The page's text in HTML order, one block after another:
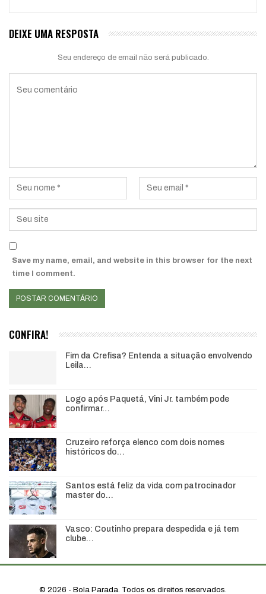
DEIXE UMA RESPOSTA
Seu endereço de email não será publicado.
Save my name, email, and website in this browser for the next
time I comment.
CONFIRA!
Fim da Crefisa? Entenda a situação envolvendo
Leila…
Logo após Paquetá, Vini Jr. também pode
confirmar…
Cruzeiro reforça elenco com dois nomes
históricos do…
Santos está feliz da vida com patrocinador
master do…
Vasco: Coutinho prepara despedida e já tem
clube…
© 2026 - Bola Parada. Todos os direitos reservados.